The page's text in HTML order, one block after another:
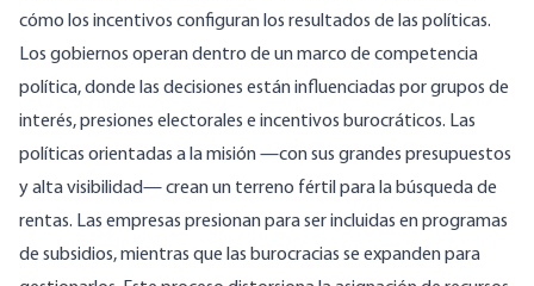
cómo los incentivos configuran los resultados de las políticas.
Los gobiernos operan dentro de un marco de competencia
política, donde las decisiones están influenciadas por grupos de
interés, presiones electorales e incentivos burocráticos. Las
políticas orientadas a la misión —con sus grandes presupuestos
y alta visibilidad— crean un terreno fértil para la búsqueda de
rentas. Las empresas presionan para ser incluidas en programas
de subsidios, mientras que las burocracias se expanden para